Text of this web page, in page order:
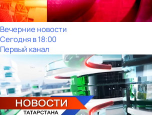
Вечерние новости
Сегодня в 18:00
Первый канал